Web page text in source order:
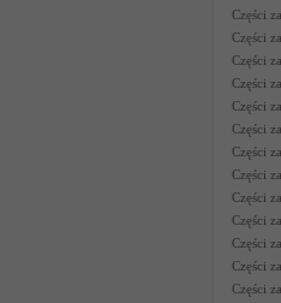
Części
Części
Części
Części
Części
Części
Części
Części
Części
Części
Części
Części
Części